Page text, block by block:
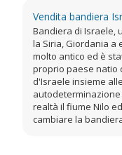
Vendita bandiera
Bandiera di Israele,
la Siria, Giordania a
molto antico ed è
proprio paese natio
d'Israele insieme
realtà il fiume Nilo
cambiare la